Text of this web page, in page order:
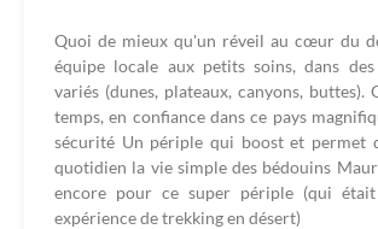
Quoi de mieux qu'un réveil au cœur du
équipe locale aux petits soins, dans des
variés (dunes, plateaux, canyons, buttes).
temps, en confiance dans ce pays
sécurité Un périple qui boost et permet
quotidien la vie simple des bédouins
encore pour ce super périple (qui
expérience de trekking en désert)